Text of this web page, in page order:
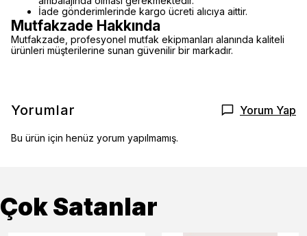
İade gönderimlerinde kargo ücreti alıcıya aittir.
Mutfakzade Hakkında
Mutfakzade, profesyonel mutfak ekipmanları alanında kaliteli
ürünleri müşterilerine sunan güvenilir bir markadır.
Yorumlar Yorum Yap
Bu ürün için henüz yorum yapılmamış.
Çok Satanlar